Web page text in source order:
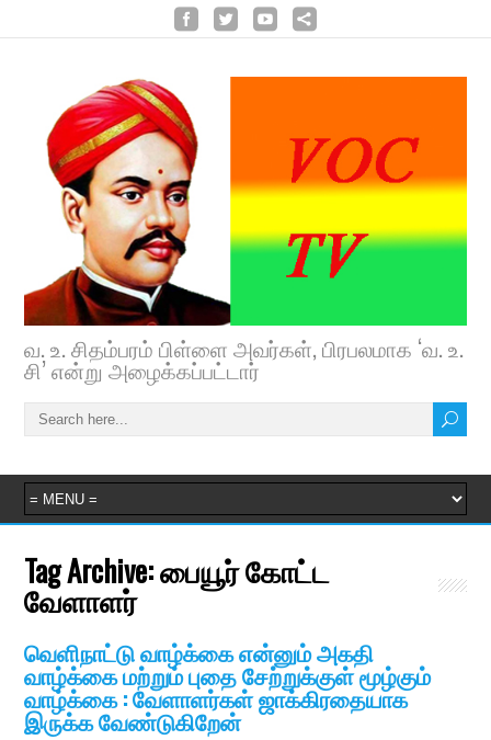
வ. உ. சிதம்பரம் பிள்ளை அவர்கள், பிரபலமாக ‘வ. உ.
சி’ என்று அழைக்கப்பட்டார்
Tag Archive:பையூர் கோட்ட
வேளாளர்
வெளிநாட்டு வாழ்க்கை என்னும் அகதி
வாழ்க்கை மற்றும் புதை சேற்றுக்குள் மூழ்கும்
வாழ்க்கை : வேளாளர்கள் ஜாக்கிரதையாக
இருக்க வேண்டுகிறேன்